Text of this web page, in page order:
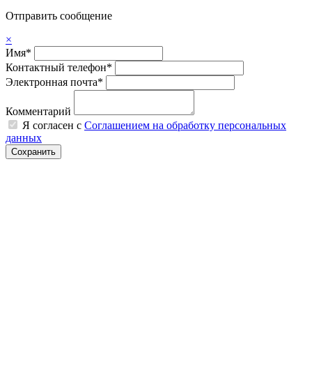
Отправить сообщение
×
Имя*
Контактный телефон*
Электронная почта*
Комментарий
Я согласен с Соглашением на обработку персональных
данных